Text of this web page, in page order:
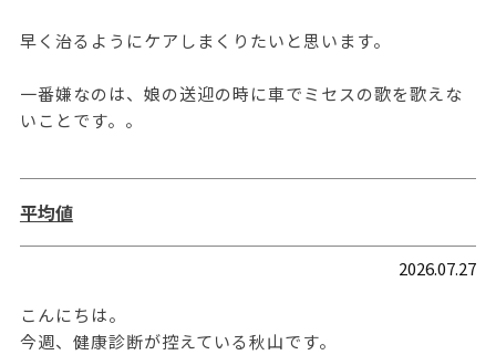
早く治るようにケアしまくりたいと思います。
一番嫌なのは、娘の送迎の時に車でミセスの歌を歌えな
いことです。。
平均値
2026.07.27
こんにちは。
今週、健康診断が控えている秋山です。